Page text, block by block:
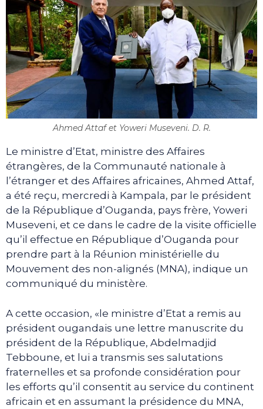
Ahmed Attaf et Yoweri Museveni. D. R.
Le ministre d’Etat, ministre des Affaires
étrangères, de la Communauté nationale à
l’étranger et des Affaires africaines, Ahmed Attaf,
a été reçu, mercredi à Kampala, par le président
de la République d’Ouganda, pays frère, Yoweri
Museveni, et ce dans le cadre de la visite officielle
qu’il effectue en République d’Ouganda pour
prendre part à la Réunion ministérielle du
Mouvement des non-alignés (MNA), indique un
communiqué du ministère.
A cette occasion, «le ministre d’Etat a remis au
président ougandais une lettre manuscrite du
président de la République, Abdelmadjid
Tebboune, et lui a transmis ses salutations
fraternelles et sa profonde considération pour
les efforts qu’il consentit au service du continent
africain et en assumant la présidence du MNA,